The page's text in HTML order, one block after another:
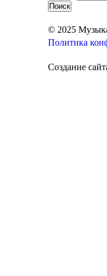
© 2025
Политика
Создание